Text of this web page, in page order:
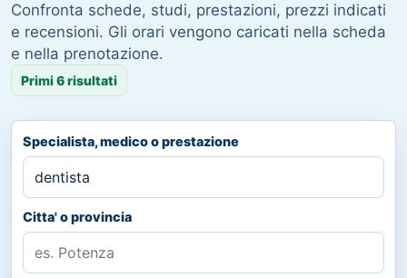
Confronta schede, studi, prestazioni, prezzi indicati
e recensioni. Gli orari vengono caricati nella scheda
e nella prenotazione.
Primi 6 risultati
Specialista, medico o prestazione
Citta' o provincia